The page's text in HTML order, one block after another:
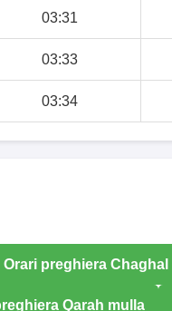
03:31
03:33
03:34
Orari preghiera
Qarah mulla